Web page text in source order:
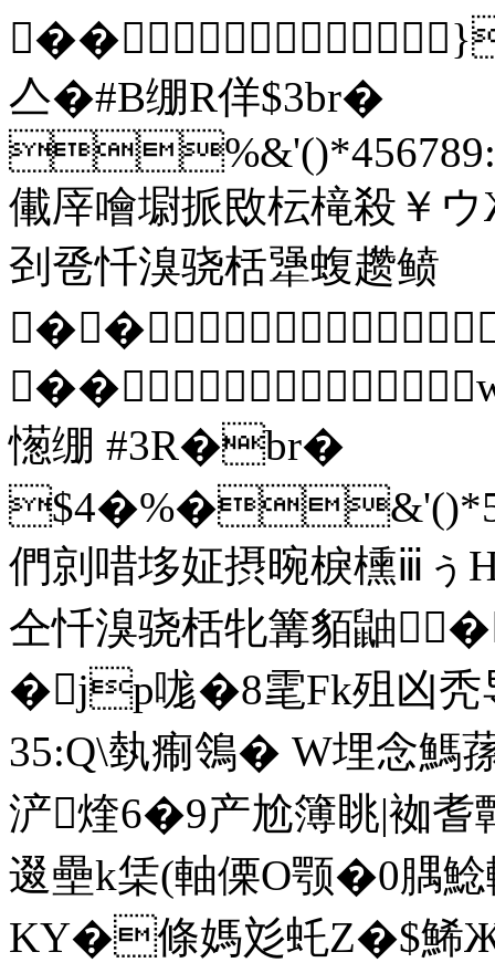
亼�#B绷R佯$3br�
儎厗噲墛挀敃枟槞殺￥
刭卺忏溴骁栝犟蝮趱鲼
��
憽绷 #3R�br�
們剠唶垑姃摂晼棙櫄ⅲぅ
仝忏溴骁栝牝篝貊鼬
�jp哤�8雮Fk殂凶秃
35:Q\埶痸鴒� W埋念
浐煃6�9产尬簿眺|袽耆
逫壘k栠(軸傈O颚�0腢
KY�條媽彣虴Z�$鯑